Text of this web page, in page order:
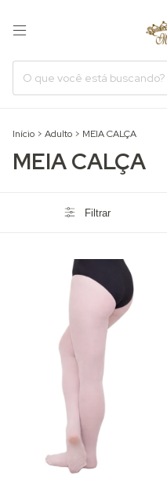
Início > Adulto > MEIA CALÇA
MEIA CALÇA
Filtrar